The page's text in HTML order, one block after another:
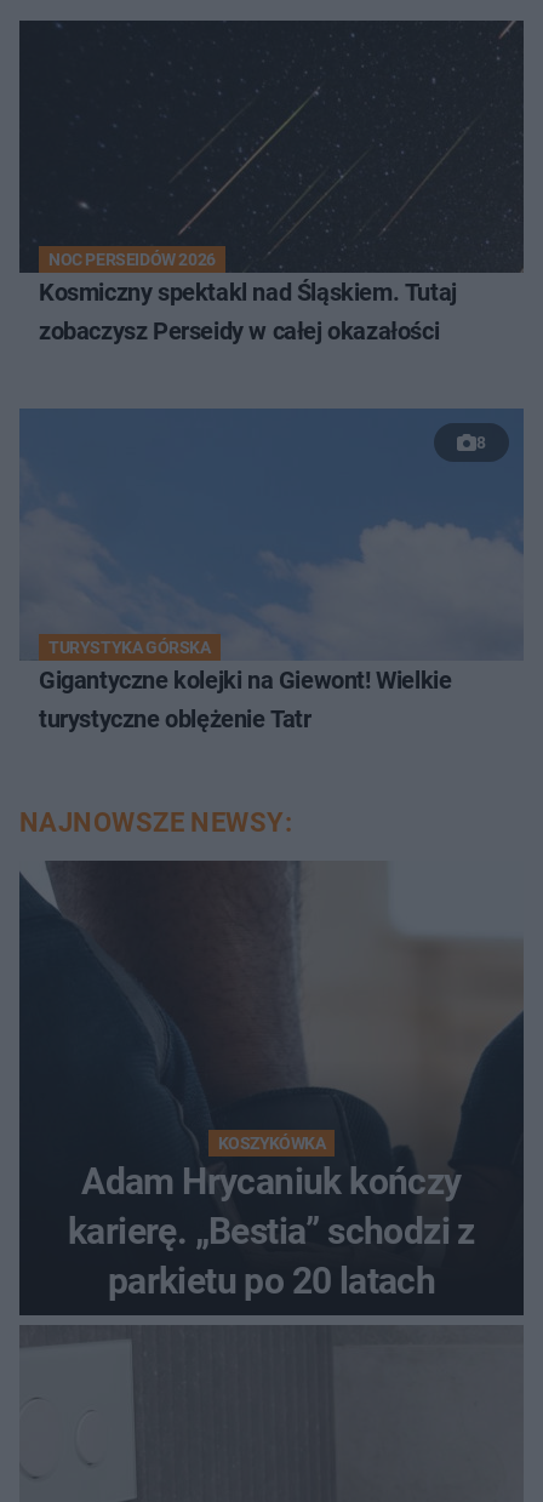
NOC PERSEIDÓW 2026
Kosmiczny spektakl nad Śląskiem. Tutaj
zobaczysz Perseidy w całej okazałości
8
TURYSTYKA GÓRSKA
Gigantyczne kolejki na Giewont! Wielkie
turystyczne oblężenie Tatr
NAJNOWSZE NEWSY:
KOSZYKÓWKA
Adam Hrycaniuk kończy
karierę. „Bestia” schodzi z
parkietu po 20 latach